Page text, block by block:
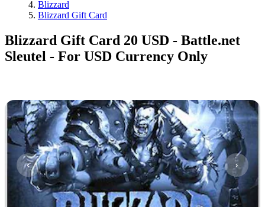
Blizzard
Blizzard Gift Card
Blizzard Gift Card 20 USD - Battle.net
Sleutel - For USD Currency Only